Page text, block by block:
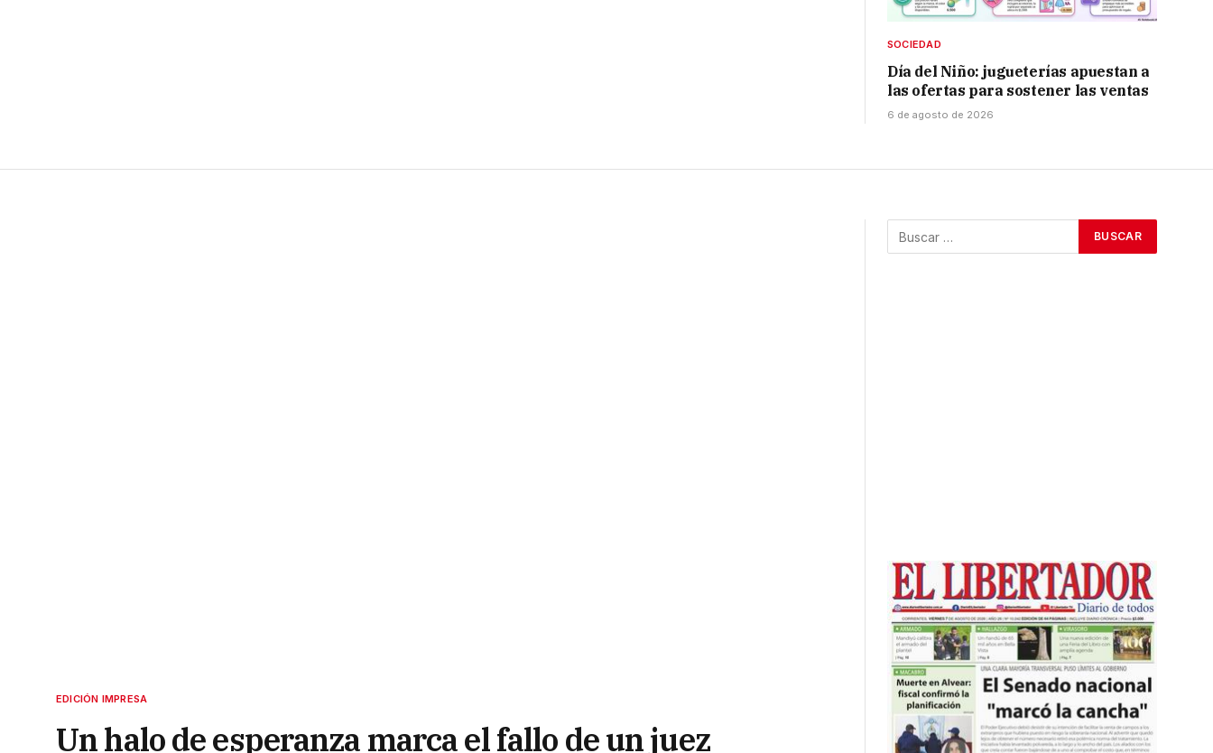
SOCIEDAD
Día del Niño: jugueterías apuestan a
las ofertas para sostener las ventas
6 de agosto de 2026
EDICIÓN IMPRESA
Un halo de esperanza marca el fallo de un juez